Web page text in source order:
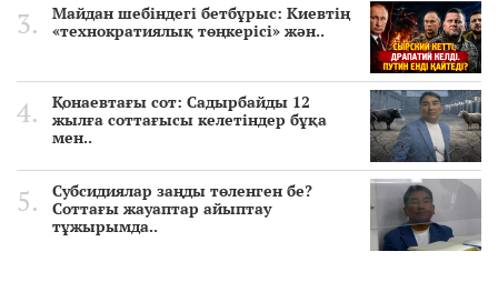
Майдан шебіндегі бетбұрыс: Киевтің
«технократиялық төңкерісі» жән..
Қонаевтағы сот: Садырбайды 12
жылға соттағысы келетіндер бұқа
мен..
Субсидиялар заңды төленген бе?
Соттағы жауаптар айыптау
тұжырымда..